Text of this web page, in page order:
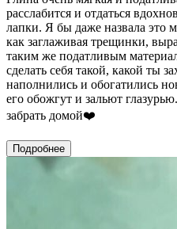
расслабится и отдаться
лапки. Я бы даже назвала это
как заглаживая трещинки,
таким же податливым
сделать себя такой, какой ты
наполнились и обогатились
его обожгут и зальют
забрать домой❤️
Подробнее